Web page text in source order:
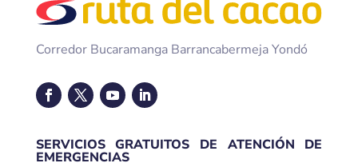
Corredor Bucaramanga Barrancabermeja Yondó
SERVICIOS GRATUITOS DE ATENCIÓN DE
EMERGENCIAS